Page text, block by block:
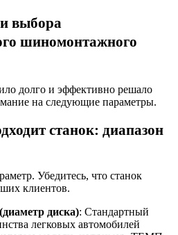
выбора
шиномонтажного
долго и эффективно решало
на следующие параметры.
станок: диапазон
Убедитесь, что станок
клиентов.
диска): Стандартный
легковых автомобилей